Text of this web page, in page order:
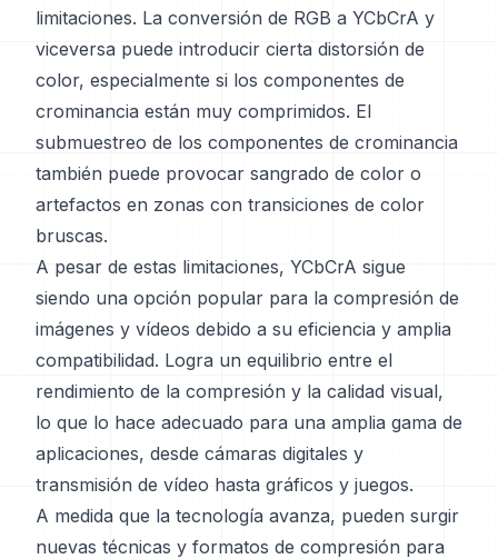
limitaciones. La conversión de RGB a YCbCrA y
viceversa puede introducir cierta distorsión de
color, especialmente si los componentes de
crominancia están muy comprimidos. El
submuestreo de los componentes de crominancia
también puede provocar sangrado de color o
artefactos en zonas con transiciones de color
bruscas.
A pesar de estas limitaciones, YCbCrA sigue
siendo una opción popular para la compresión de
imágenes y vídeos debido a su eficiencia y amplia
compatibilidad. Logra un equilibrio entre el
rendimiento de la compresión y la calidad visual,
lo que lo hace adecuado para una amplia gama de
aplicaciones, desde cámaras digitales y
transmisión de vídeo hasta gráficos y juegos.
A medida que la tecnología avanza, pueden surgir
nuevas técnicas y formatos de compresión para